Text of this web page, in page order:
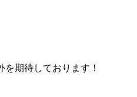
を期待しております！